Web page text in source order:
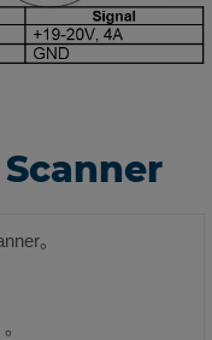
Scanner
。